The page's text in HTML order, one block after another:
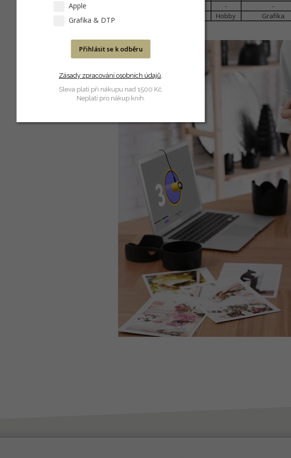
- -
Hobby Grafika
Apple
Grafika & DTP
Přihlásit se k odběru
Zásady zpracování osobních údajů
Sleva platí při nákupu nad 1500 Kč.
Neplatí pro nákup knih.